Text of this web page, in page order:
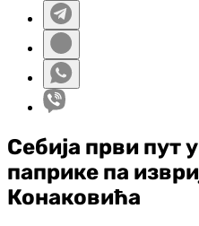
Себија први пут
паприке па
Конаковића